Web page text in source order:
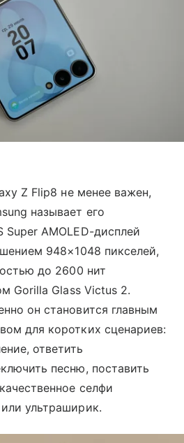
Z Flip8 не менее важен,
называет его
Super AMOLED-дисплей
948×1048 пикселей,
до 2600 нит
Gorilla Glass Victus 2.
он становится главным
для коротких сценариев:
ответить
песню, поставить
селфи
ультраширик.